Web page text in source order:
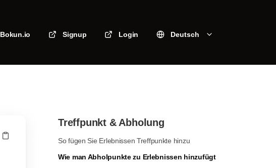
Bokun.io Signup Login Deutsch
Treffpunkt & Abholung
So fügen Sie Erlebnissen Treffpunkte hinzu
Wie man Abholpunkte zu Erlebnissen hinzufügt